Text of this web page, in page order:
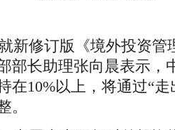
新修订版《境外投资管
部长助理张向晨表示，
在10%以上，将通过“
。